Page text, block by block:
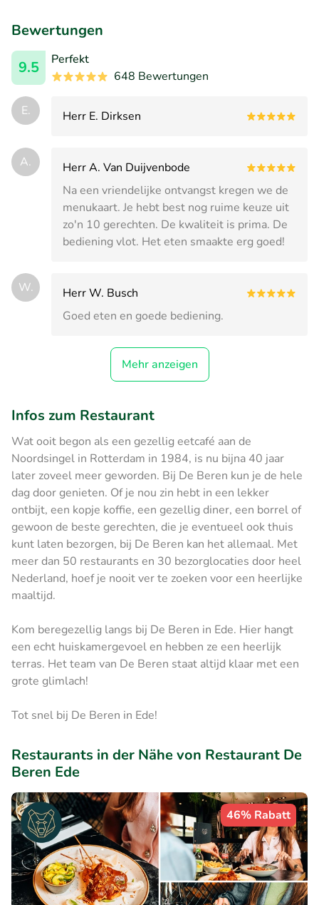
Bewertungen
9.5
Perfekt
648 Bewertungen
E. Herr E. Dirksen
A.
Herr A. Van Duijvenbode
Na een vriendelijke ontvangst kregen we de
menukaart. Je hebt best nog ruime keuze uit
zo'n 10 gerechten. De kwaliteit is prima. De
bediening vlot. Het eten smaakte erg goed!
W.
Herr W. Busch
Goed eten en goede bediening.
Mehr anzeigen
Infos zum Restaurant
Wat ooit begon als een gezellig eetcafé aan de
Noordsingel in Rotterdam in 1984, is nu bijna 40 jaar
later zoveel meer geworden. Bij De Beren kun je de hele
dag door genieten. Of je nou zin hebt in een lekker
ontbijt, een kopje koffie, een gezellig diner, een borrel of
gewoon de beste gerechten, die je eventueel ook thuis
kunt laten bezorgen, bij De Beren kan het allemaal. Met
meer dan 50 restaurants en 30 bezorglocaties door heel
Nederland, hoef je nooit ver te zoeken voor een heerlijke
maaltijd.
Kom beregezellig langs bij De Beren in Ede. Hier hangt
een echt huiskamergevoel en hebben ze een heerlijk
terras. Het team van De Beren staat altijd klaar met een
grote glimlach!
Tot snel bij De Beren in Ede!
Restaurants in der Nähe von Restaurant De
Beren Ede
46% Rabatt